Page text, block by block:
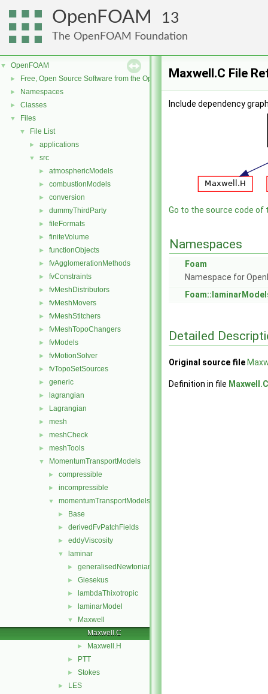
OpenFOAM 13
The OpenFOAM Foundation
▼ OpenFOAM
► Free, Open Source Software from the OpenFOAM Foundation
► Namespaces
► Classes
▼ Files
▼ File List
► applications
▼ src
► atmosphericModels
► combustionModels
► conversion
► dummyThirdParty
► fileFormats
► finiteVolume
► functionObjects
► fvAgglomerationMethods
► fvConstraints
► fvMeshDistributors
► fvMeshMovers
► fvMeshStitchers
► fvMeshTopoChangers
► fvModels
► fvMotionSolver
► fvTopoSetSources
► generic
► lagrangian
► Lagrangian
► mesh
► meshCheck
► meshTools
▼ MomentumTransportModels
► compressible
► incompressible
▼ momentumTransportModels
► Base
► derivedFvPatchFields
► eddyViscosity
▼ laminar
► generalisedNewtonian
► Giesekus
► lambdaThixotropic
► laminarModel
▼
Maxwell
Maxwell.C
► Maxwell.H
► PTT
► Stokes
► LES
Maxwell.C File
Include dependency
Go to the source code of
Namespaces
Foam
Namespace for
Detailed
Original source file
Definition in file Maxwell.C